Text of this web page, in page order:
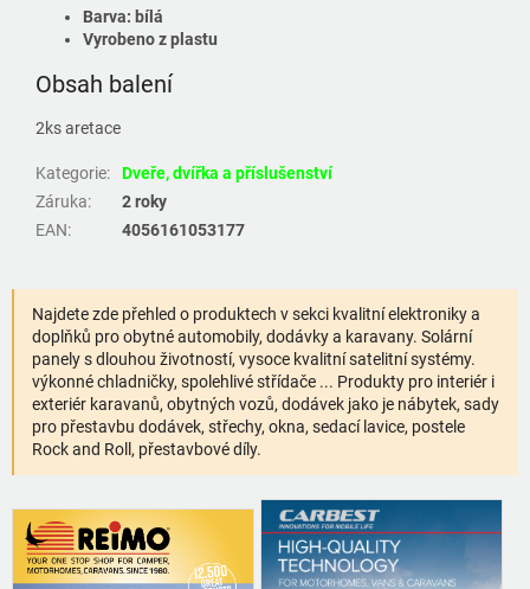
Barva: bílá
Vyrobeno z plastu
Obsah balení
2ks aretace
Kategorie:
Dveře, dvířka a příslušenství
Záruka:
2 roky
EAN: 4056161053177
Najdete zde přehled o produktech v sekci kvalitní elektroniky a
doplňků pro obytné automobily, dodávky a karavany. Solární
panely s dlouhou životností, vysoce kvalitní satelitní systémy.
výkonné chladničky, spolehlivé střídače ... Produkty pro interiér i
exteriér karavanů, obytných vozů, dodávek jako je nábytek, sady
pro přestavbu dodávek, střechy, okna, sedací lavice, postele
Rock and Roll, přestavbové díly.